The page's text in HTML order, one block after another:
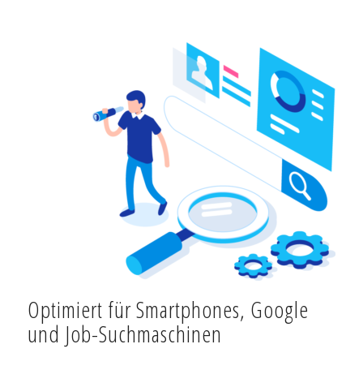
Optimiert für Smartphones, Google
und Job-Suchmaschinen